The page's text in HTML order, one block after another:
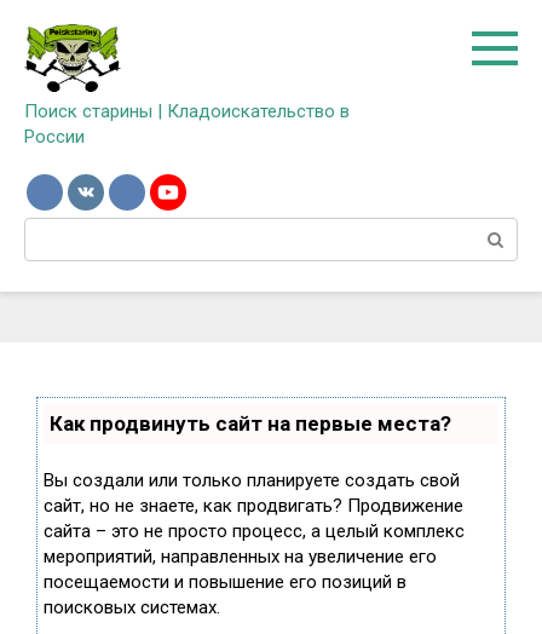
контенту
Поиск старины | Кладоискательство в
России
Как продвинуть сайт на первые места?
Вы создали или только планируете создать свой
сайт, но не знаете, как продвигать? Продвижение
сайта – это не просто процесс, а целый комплекс
мероприятий, направленных на увеличение его
посещаемости и повышение его позиций в
поисковых системах.